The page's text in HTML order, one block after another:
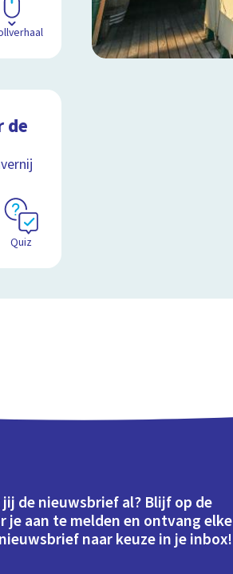
de
Quiz
de nieuwsbrief al? Blijf op de
je aan te melden en ontvang elke
naar keuze in je inbox!